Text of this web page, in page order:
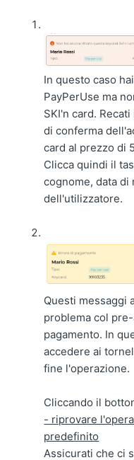
In questo caso
PayPerUse ma
SKI'n card.
di conferma
card al prezzo di
Clicca quindi il
cognome, data di
dell'utilizzatore.
Questi messaggi
problema col
pagamento. In
accedere ai
fine l'operazione.
Cliccando il
- riprovare
predefinito
Assicurati che ci